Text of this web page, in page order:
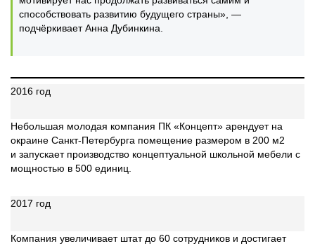
способствовать развитию будущего страны», —
подчёркивает Анна Дубинкина.
2016 год
Небольшая молодая компания ПК «Концепт» арендует на
окраине Санкт-Петербурга помещение размером в 200 м2
и запускает производство концептуальной школьной мебели с
мощностью в 500 единиц.
2017 год
Компания увеличивает штат до 60 сотрудников и достигает